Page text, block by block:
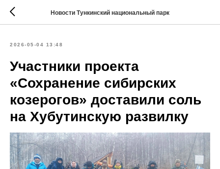
Новости Тункинский национальный парк
2026-05-04 13:48
Участники проекта
«Сохранение сибирских
козерогов» доставили соль
на Хубутинскую развилку